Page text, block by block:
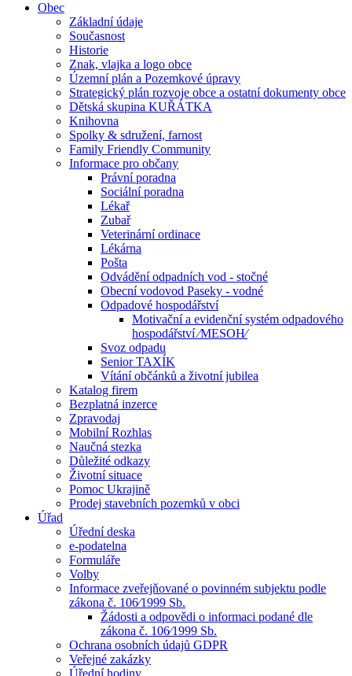
Obec
Základní údaje
Současnost
Historie
Znak, vlajka a logo obce
Územní plán a Pozemkové úpravy
Strategický plán rozvoje obce a ostatní dokumenty obce
Dětská skupina KUŘÁTKA
Knihovna
Spolky & sdružení, farnost
Family Friendly Community
Informace pro občany
Právní poradna
Sociální poradna
Lékař
Zubař
Veterinární ordinace
Lékárna
Pošta
Odvádění odpadních vod - stočné
Obecní vodovod Paseky - vodné
Odpadové hospodářství
Motivační a evidenční systém odpadového
hospodářství ⁄MESOH⁄
Svoz odpadu
Senior TAXÍK
Vítání občánků a životní jubilea
Katalog firem
Bezplatná inzerce
Zpravodaj
Mobilní Rozhlas
Naučná stezka
Důležité odkazy
Životní situace
Pomoc Ukrajině
Prodej stavebních pozemků v obci
Úřad
Úřední deska
e-podatelna
Formuláře
Volby
Informace zveřejňované o povinném subjektu podle
zákona č. 106⁄1999 Sb.
Žádosti a odpovědi o informaci podané dle
zákona č. 106⁄1999 Sb.
Ochrana osobních údajů GDPR
Veřejné zakázky
Úřední hodiny